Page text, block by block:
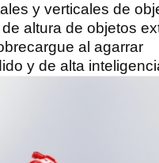
y verticales de
altura de objetos
al agarrar
y de alta